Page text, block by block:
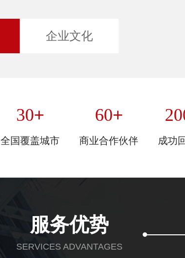
企业文化
30+
全国覆盖城市
60+
商业合作伙伴 成功
服务优势
SERVICES ADVANTAGES